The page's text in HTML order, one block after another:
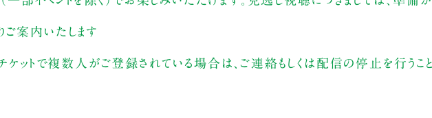
ご案内いたします
ットで複数人がご登録されている場合は、ご連絡もしくは配信の停止を行うこ